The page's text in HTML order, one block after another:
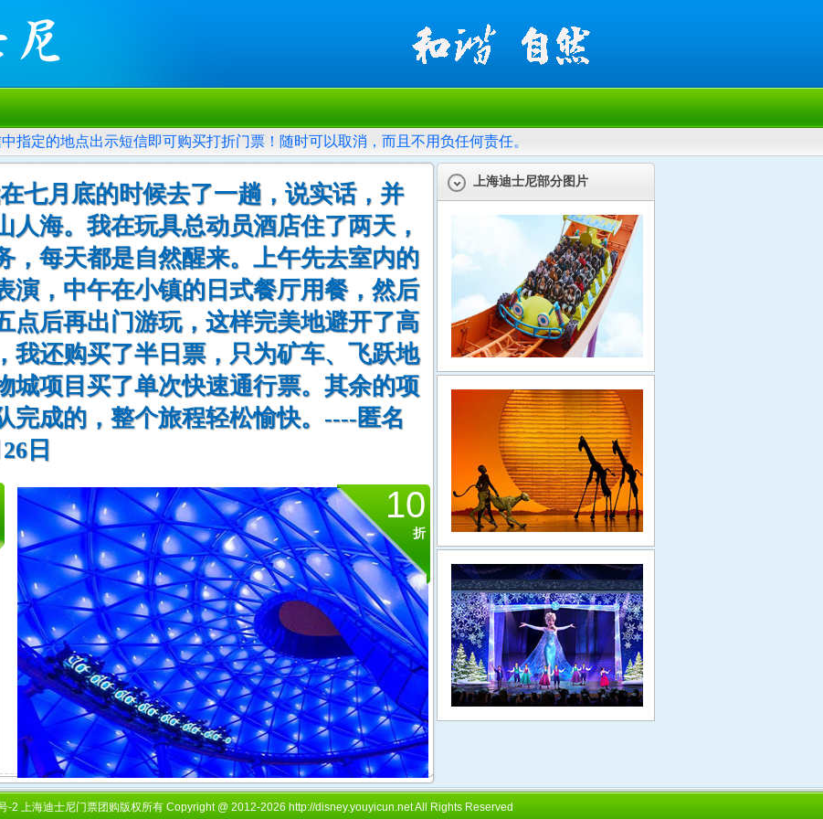
指定的地点出示短信即可购买打折门票！随时可以取消，而且不用负任何责任。
七月底的时候去了一趟，说实话，并
人海。我在玩具总动员酒店住了两天，
，每天都是自然醒来。上午先去室内的
演，中午在小镇的日式餐厅用餐，然后
点后再出门游玩，这样完美地避开了高
我还购买了半日票，只为矿车、飞跃地
城项目买了单次快速通行票。其余的项
完成的，整个旅程轻松愉快。----匿名
日
10
折
上海迪士尼部分图片
-2 上海迪士尼门票团购版权所有 Copyright @ 2012-2026 http://disney.youyicun.net All Rights Reserved